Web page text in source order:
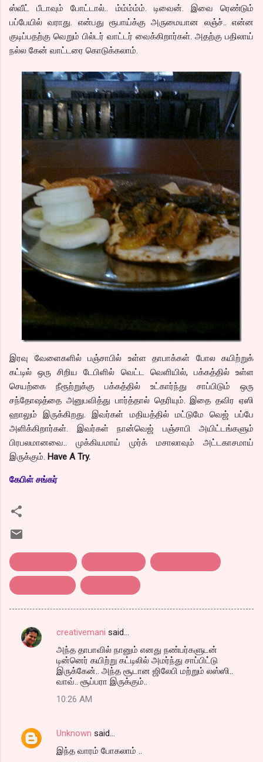
ஸ்வீட் பீடாவும் போட்டால்.. ம்ம்ம்ம்ம். டிவைன். இவை ரெண்டும்
பப்பேயில் வராது. என்பது ரூபாய்க்கு அருமையான லஞ்ச்.. என்ன
குடிப்பதற்கு வெறும் பில்டர் வாட்டர் வைக்கிறார்கள். அதற்கு பதிலாய்
நல்ல கேன் வாட்டரை கொடுக்கலாம்.
இரவு வேளைகளில் பஞ்சாபில் உள்ள தாபாக்கள் போல கயிற்றுக்
கட்டில் ஒரு சிறிய டேபிளில் வெட்ட வெளியில், பக்கத்தில் உள்ள
செயற்கை நீரூற்றுக்கு பக்கத்தில் உட்கார்ந்து சாப்பிடும் ஒரு
சந்தோஷத்தை அனுபவித்து பார்த்தால் தெரியும். இதை தவிர ஏஸி
ஹாலும் இருக்கிறது. இவர்கள் மதியத்தில் மட்டுமே வெஜ் பப்பே
அளிக்கிறார்கள். இவர்கள் நான்வெஜ் பஞ்சாபி அயிட்டங்களும்
பிரபலமானவை.. முக்கியமாய் முர்க் மசாலாவும் அட்டகாசமாய்
இருக்கும். Have A Try.
கேபிள் சங்கர்
C
t
creativemani said…
அந்த தாபாவில் நானும் எனது நண்பர்களுடன்
டின்னெர் கயிற்று கட்டிலில் அமர்ந்து சாப்பிட்டு
இருக்கேன்.. அந்த சூடான ஜிலேபி மற்றும் லஸ்ஸி..
வாவ்.. சூப்பரா இருக்கும்..
10:26 AM
Unknown said…
இந்த வாரம் போகலாம் ..